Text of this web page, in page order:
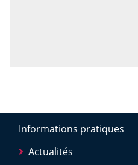
Informations pratiques
Actualités